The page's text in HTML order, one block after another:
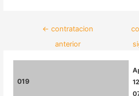
← contratacion
anterior
019